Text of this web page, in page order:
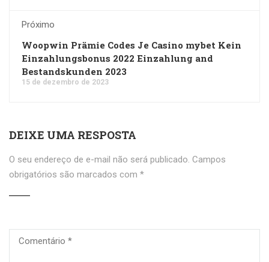
Próximo
Woopwin Prämie Codes Je Casino mybet Kein
Einzahlungsbonus 2022 Einzahlung and
Bestandskunden 2023
15 de dezembro de 2023
DEIXE UMA RESPOSTA
O seu endereço de e-mail não será publicado. Campos
obrigatórios são marcados com *